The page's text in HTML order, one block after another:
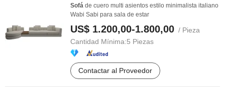
Sofá de cuero multi asientos estilo minimalista italiano
Wabi Sabi para sala de estar
US$ 1.200,00-1.800,00 / Pieza
Cantidad Mínima:5 Piezas
Contactar al Proveedor